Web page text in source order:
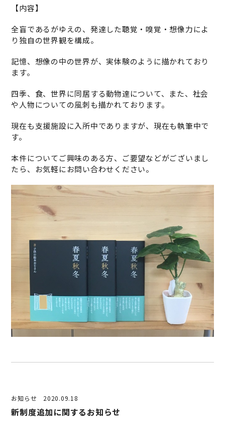
【内容】
全盲であるがゆえの、発達した聴覚・嗅覚・想像力によ
り独自の世界観を構成。
記憶、想像の中の世界が、実体験のように描かれており
ます。
四季、食、世界に同居する動物達について、また、社会
や人物についての風刺も描かれております。
現在も支援施設に入所中でありますが、現在も執筆中で
す。
本件についてご興味のある方、ご要望などがございまし
たら、お気軽にお問い合わせください。
お知らせ 2020.09.18
新制度追加に関するお知らせ